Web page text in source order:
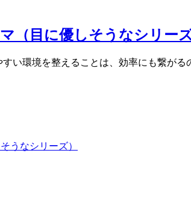
（目に優しそうなシリーズ
い環境を整えることは、効率にも繋がる